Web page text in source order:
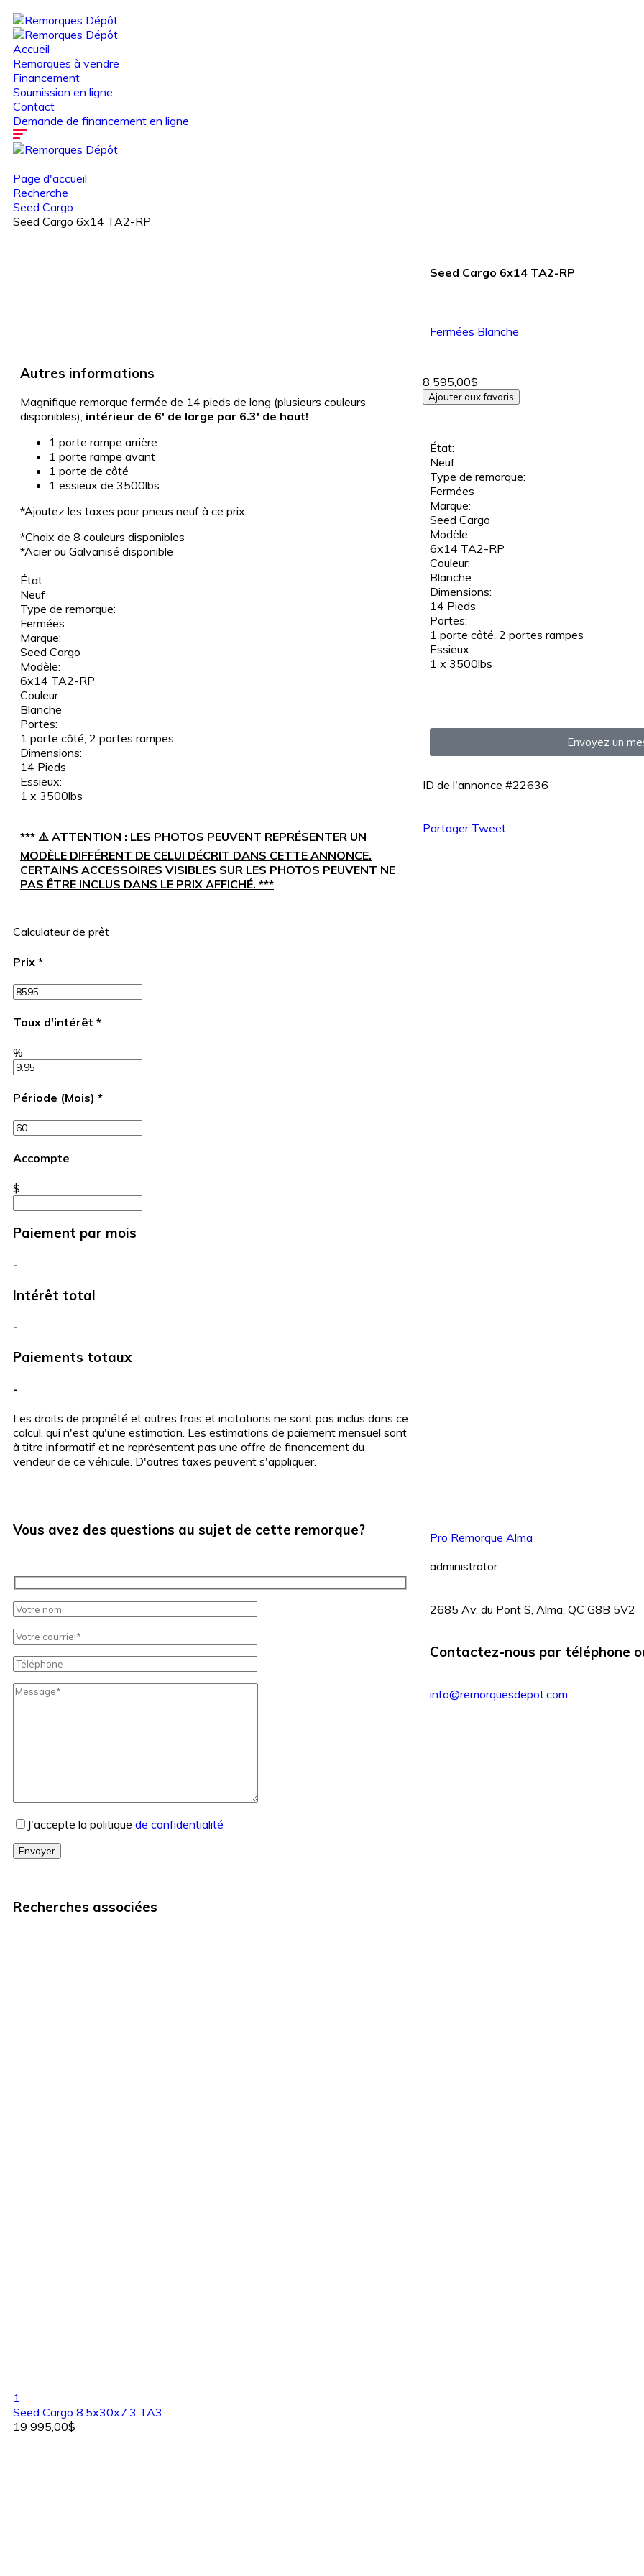
Accueil
Remorques à vendre
Financement
Soumission en ligne
Contact
Demande de financement en ligne
Page d'accueil
Recherche
Seed Cargo
Seed Cargo 6x14 TA2-RP
Autres informations
Magnifique remorque fermée de 14 pieds de long (plusieurs couleurs
disponibles), intérieur de 6′ de large par 6.3′ de haut!
1 porte rampe arrière
1 porte rampe avant
1 porte de côté
1 essieux de 3500lbs
*Ajoutez les taxes pour pneus neuf à ce prix.
*​Choix de 8 couleurs disponibles
*Acier ou Galvanisé disponible
État:
Neuf
Type de remorque:
Fermées
Marque:
Seed Cargo
Modèle:
6x14 TA2-RP
Couleur:
Blanche
Portes:
1 porte côté, 2 portes rampes
Dimensions:
14 Pieds
Essieux:
1 x 3500lbs
*** ⚠️ ATTENTION : LES PHOTOS PEUVENT REPRÉSENTER UN
MODÈLE DIFFÉRENT DE CELUI DÉCRIT DANS CETTE ANNONCE.
CERTAINS ACCESSOIRES VISIBLES SUR LES PHOTOS PEUVENT NE
PAS ÊTRE INCLUS DANS LE PRIX AFFICHÉ. ***
Calculateur de prêt
Prix *
Taux d'intérêt *
%
Période (Mois) *
Accompte
$
Paiement par mois
-
Intérêt total
-
Paiements totaux
-
Les droits de propriété et autres frais et incitations ne sont pas inclus dans ce
calcul, qui n'est qu'une estimation. Les estimations de paiement mensuel sont
à titre informatif et ne représentent pas une offre de financement du
vendeur de ce véhicule. D'autres taxes peuvent s'appliquer.
Seed Cargo 6x14 TA2-RP
Fermées Blanche
8 595,00$
Ajouter aux favoris
État:
Neuf
Type de remorque:
Fermées
Marque:
Seed Cargo
Modèle:
6x14 TA2-RP
Couleur:
Blanche
Dimensions:
14 Pieds
Portes:
1 porte côté, 2 portes rampes
Essieux:
1 x 3500lbs
Envoyez un
ID de l'annonce #22636
Partager Tweet
Vous avez des questions au sujet de cette remorque?
J'accepte la politique de confidentialité
Envoyer
Pro Remorque Alma
administrator
2685 Av. du Pont S, Alma, QC G8B 5V2
Contactez-nous par téléphone
info@remorquesdepot.com
Recherches associées
1
Seed Cargo 8.5x30x7.3 TA3
19 995,00$